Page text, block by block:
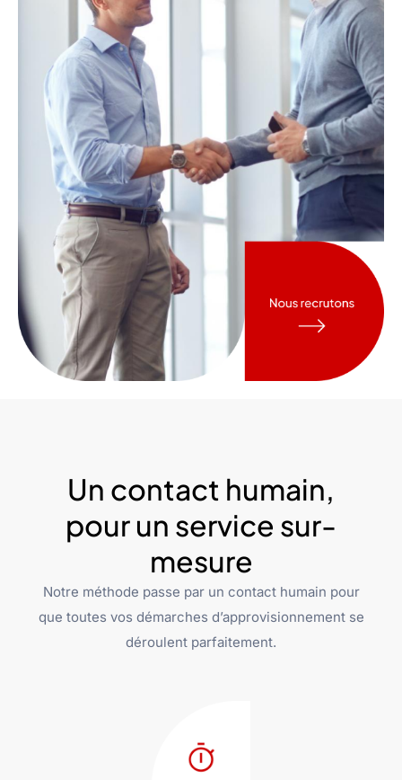
Un contact humain,
pour un service sur-
mesure
Notre méthode passe par un contact humain pour
que toutes vos démarches d’approvisionnement se
déroulent parfaitement.